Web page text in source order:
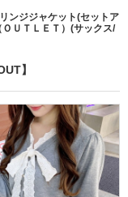
ンジジャケット(セットア
ＯＵＴＬＥＴ）(サックス/
】